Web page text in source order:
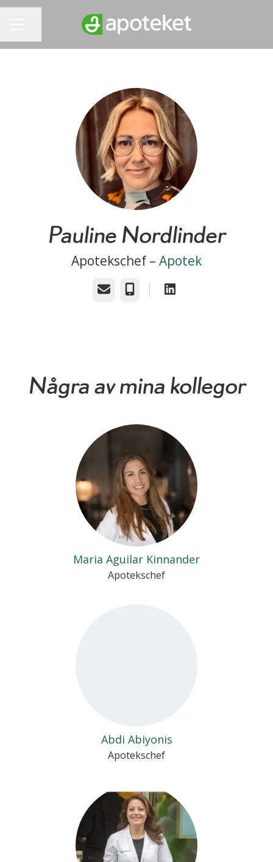
Pauline Nordlinder
Apotekschef – Apotek
E-post Telefon
Några av mina kollegor
Maria Aguilar Kinnander
Apotekschef
Abdi Abiyonis
Apotekschef